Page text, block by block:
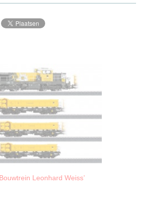
Leonhard Weiss’